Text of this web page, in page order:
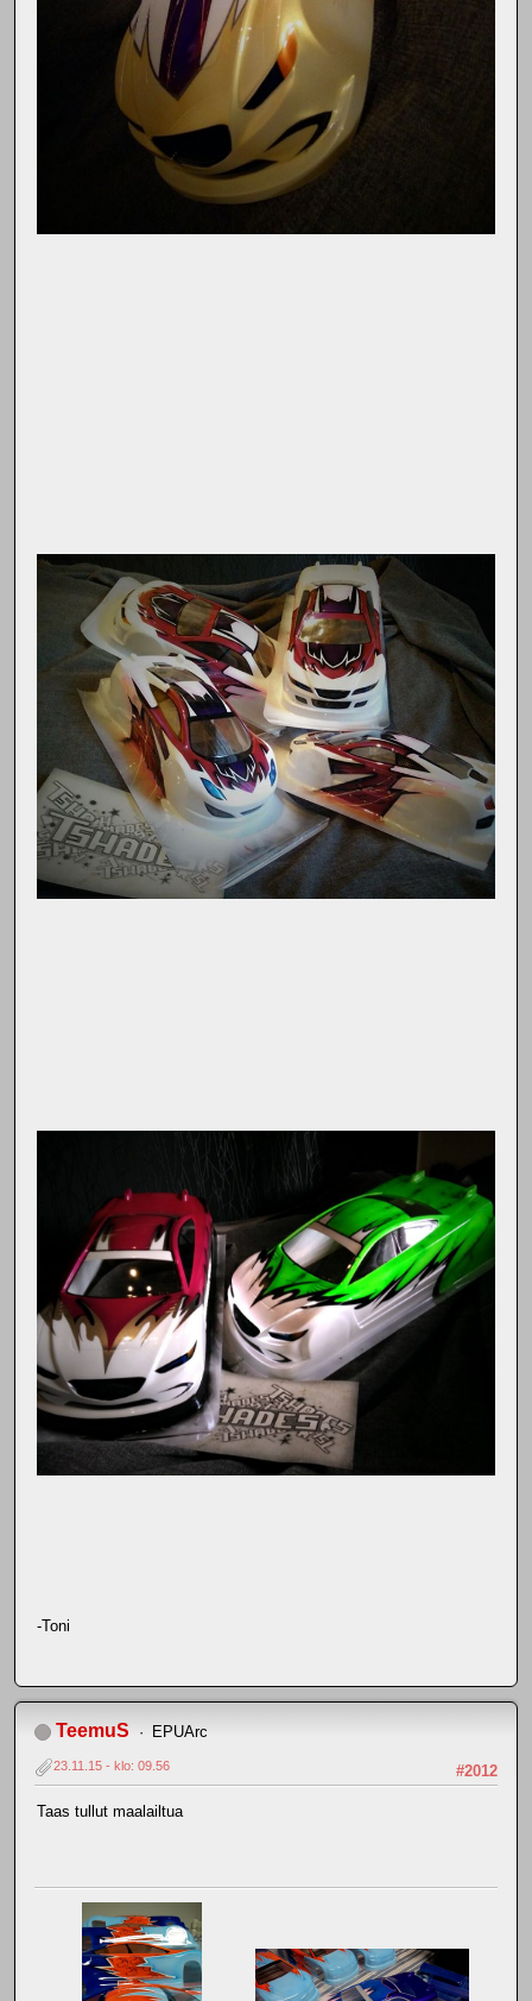
-Toni
TeemuS EPUArc
#2012
23.11.15 - klo: 09.56
Taas tullut maalailtua